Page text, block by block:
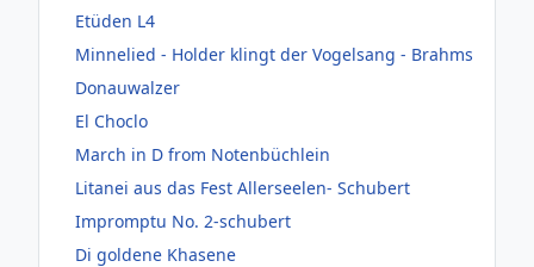
Etüden L4
Minnelied - Holder klingt der Vogelsang - Brahms
Donauwalzer
El Choclo
March in D from Notenbüchlein
Litanei aus das Fest Allerseelen- Schubert
Impromptu No. 2-schubert
Di goldene Khasene